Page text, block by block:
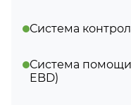
Система
Система
EBD)